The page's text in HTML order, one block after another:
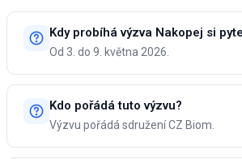
Kdy probíhá výzva Nakopej si
Od 3. do 9. května 2026.
Kdo pořádá tuto výzvu?
Výzvu pořádá sdružení CZ Biom.